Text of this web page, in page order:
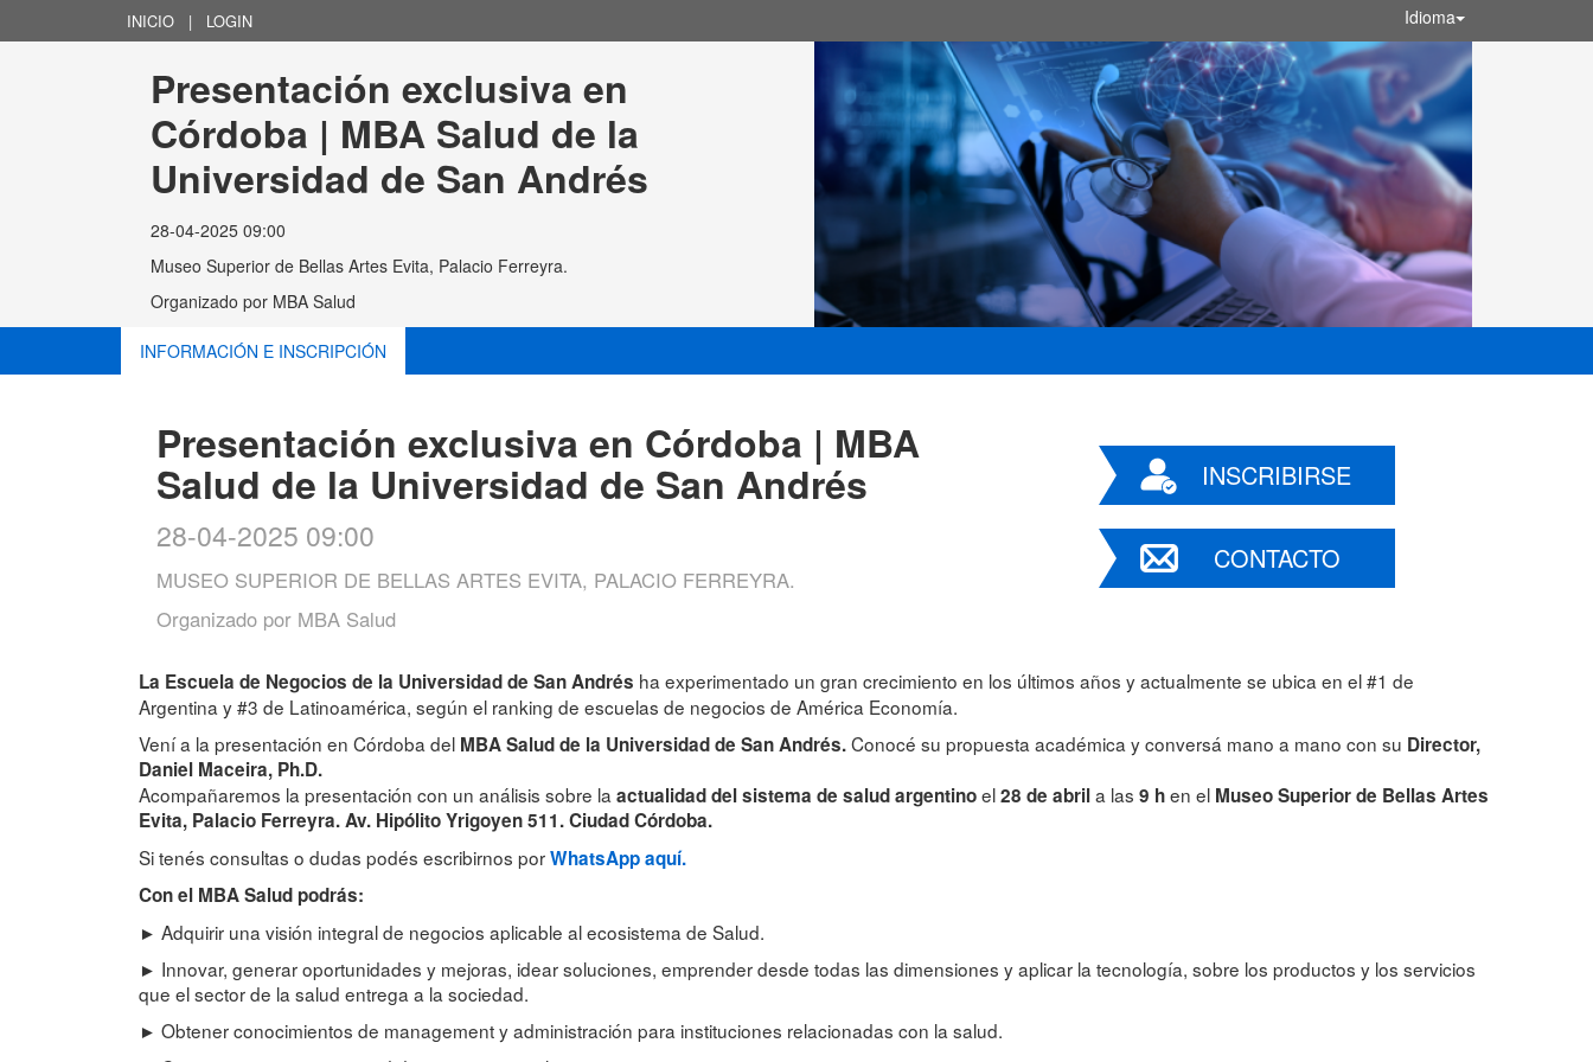
INICIO | LOGIN Idioma
Presentación exclusiva en
Córdoba | MBA Salud de la
Universidad de San Andrés
28-04-2025 09:00
Museo Superior de Bellas Artes Evita, Palacio Ferreyra.
Organizado por MBA Salud
INFORMACIÓN E INSCRIPCIÓN
Presentación exclusiva en Córdoba | MBA
Salud de la Universidad de San Andrés
28-04-2025 09:00
MUSEO SUPERIOR DE BELLAS ARTES EVITA, PALACIO FERREYRA.
Organizado por MBA Salud
INSCRIBIRSE
CONTACTO
La Escuela de Negocios de la Universidad de San Andrés ha experimentado un gran crecimiento en los últimos años y actualmente se ubica en el #1 de
Argentina y #3 de Latinoamérica, según el ranking de escuelas de negocios de América Economía.
Vení a la presentación en Córdoba del MBA Salud de la Universidad de San Andrés.Conocé su propuesta académica y conversá mano a mano con su Director,
Daniel Maceira, Ph.D.
Acompañaremos la presentación con un análisis sobre la actualidad del sistema de salud argentinoel28 de abrila las 9 hen el Museo Superior de Bellas Artes
Evita, Palacio Ferreyra. Av. Hipólito Yrigoyen 511. Ciudad Córdoba.
Si tenés consultas o dudas podés escribirnos porWhatsApp aquí.
Con el MBA Salud podrás:
► Adquirir una visión integral de negocios aplicable al ecosistema de Salud.
► Innovar, generar oportunidades y mejoras, idear soluciones, emprender desde todas las dimensiones y aplicar la tecnología, sobre los productos y los servicios
que el sector de la salud entrega a la sociedad.
► Obtener conocimientos de management y administración para instituciones relacionadas con la salud.